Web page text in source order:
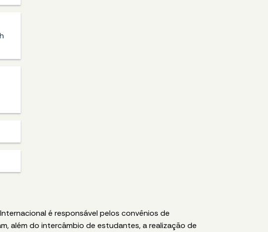
é responsável pelos convênios de
além do intercâmbio de estudantes, a realização de